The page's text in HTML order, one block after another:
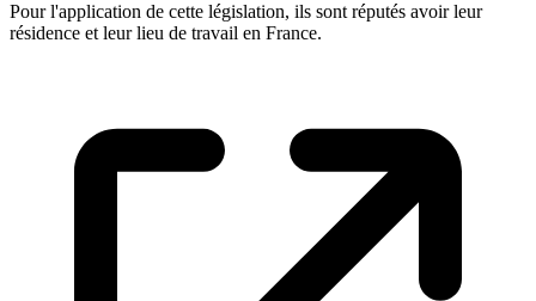
Pour l'application de cette législation, ils sont réputés avoir leur
résidence et leur lieu de travail en France.